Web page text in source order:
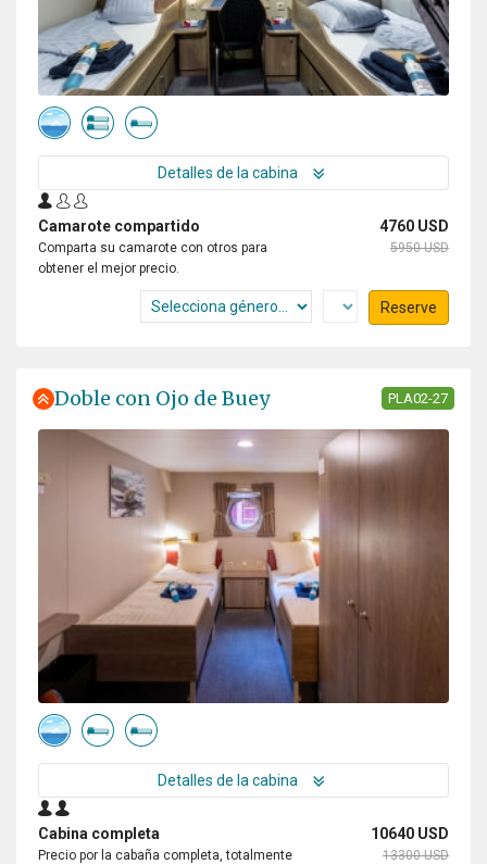
Detalles de la cabina
Camarote compartido 4760 USD
Comparta su camarote con otros para
obtener el mejor precio.
5950 USD
Reserve
Doble con Ojo de Buey PLA02-27
Detalles de la cabina
Cabina completa 10640 USD
Precio por la cabaña completa, totalmente
13300 USD